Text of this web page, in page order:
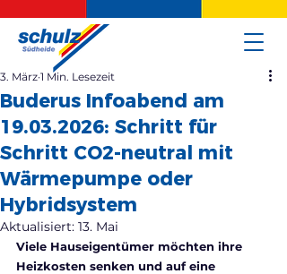
Buderus Infoabend am
19.03.2026: Schritt für
Schritt CO2-neutral mit
Wärmepumpe oder
Hybridsystem
3. März 1 Min. Lesezeit
Aktualisiert: 13. Mai
Viele Hauseigentümer möchten ihre
Heizkosten senken und auf eine